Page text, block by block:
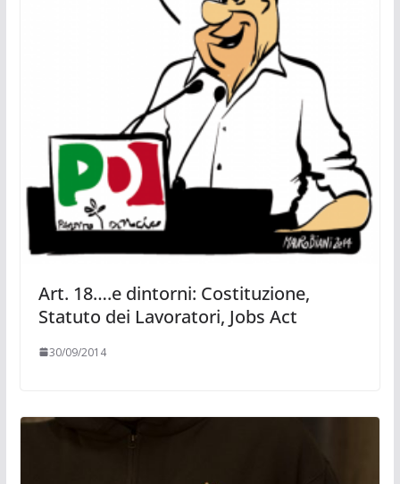
Art. 18….e dintorni: Costituzione,
Statuto dei Lavoratori, Jobs Act
30/09/2014